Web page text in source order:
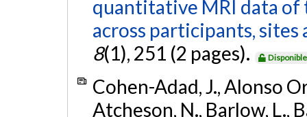
quantitative MRI data
across participants,
8(1), 251 (2 pages). Disponible
Cohen-Adad, J., Alonso
Atcheson, N., Barlow, L.,